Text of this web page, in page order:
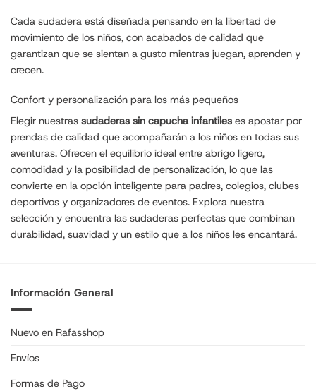
Cada sudadera está diseñada pensando en la libertad de
movimiento de los niños, con acabados de calidad que
garantizan que se sientan a gusto mientras juegan, aprenden y
crecen.
Confort y personalización para los más pequeños
Elegir nuestras sudaderas sin capucha infantiles es apostar por
prendas de calidad que acompañarán a los niños en todas sus
aventuras. Ofrecen el equilibrio ideal entre abrigo ligero,
comodidad y la posibilidad de personalización, lo que las
convierte en la opción inteligente para padres, colegios, clubes
deportivos y organizadores de eventos. Explora nuestra
selección y encuentra las sudaderas perfectas que combinan
durabilidad, suavidad y un estilo que a los niños les encantará.
Información General
Nuevo en Rafasshop
Envíos
Formas de Pago